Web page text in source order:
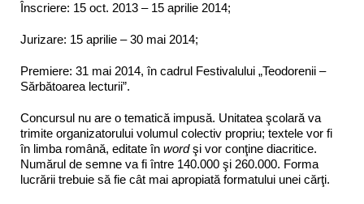
Înscriere: 15 oct. 2013 – 15 aprilie 2014;
Jurizare: 15 aprilie – 30 mai 2014;
Premiere: 31 mai 2014, în cadrul Festivalului „Teodorenii –
Sărbătoarea lecturii”.
Concursul nu are o tematică impusă. Unitatea şcolară va
trimite organizatorului volumul colectiv propriu; textele vor fi
în limba română, editate în wordşi vor conţine diacritice.
Numărul de semne va fi între 140.000 şi 260.000. Forma
lucrării trebuie să fie cât mai apropiată formatului unei cărţi.